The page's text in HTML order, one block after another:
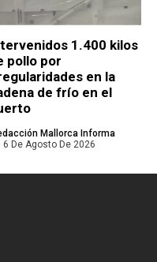
1.400 kilos
pollo por
en la
de frío en el
Mallorca Informa
6 De Agosto De 2026